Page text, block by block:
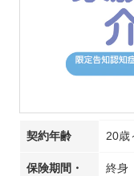
契約年齢 20歳
保険期間・
終身